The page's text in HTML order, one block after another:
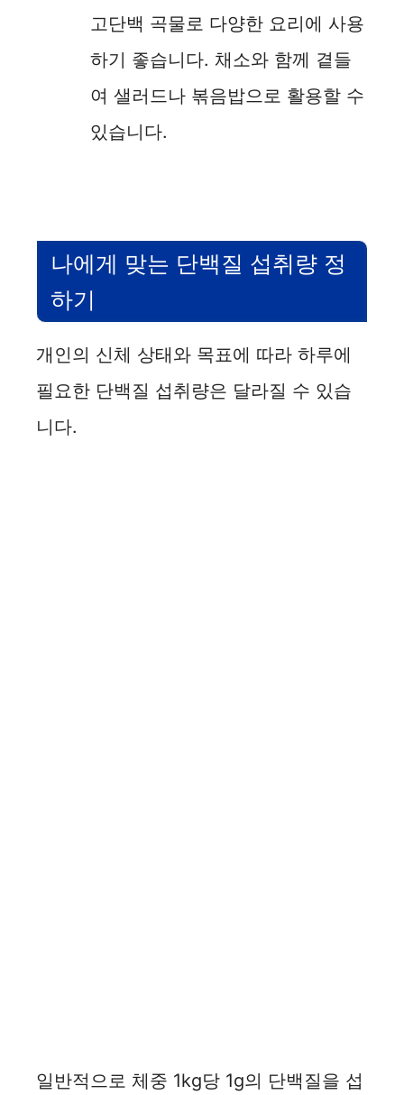
고단백 곡물로 다양한 요리에 사용
하기 좋습니다. 채소와 함께 곁들
여 샐러드나 볶음밥으로 활용할 수
있습니다.
나에게 맞는 단백질 섭취량 정
하기
개인의 신체 상태와 목표에 따라 하루에
필요한 단백질 섭취량은 달라질 수 있습
니다.
일반적으로 체중 1kg당 1g의 단백질을 섭